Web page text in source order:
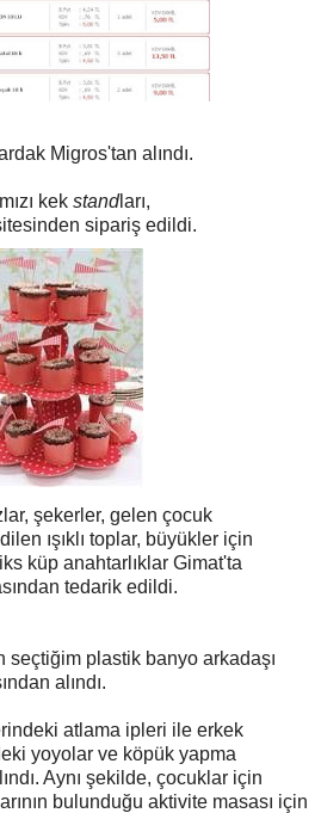
Migros'tan alındı.
kek standları,
sipariş edildi.
şekerler, gelen çocuk
ışıklı toplar, büyükler için
küp anahtarlıklar Gimat'ta
tedarik edildi.
seçtiğim plastik banyo arkadaşı
alındı.
atlama ipleri ile erkek
yoyolar ve köpük yapma
Aynı şekilde, çocuklar için
bulunduğu aktivite masası için